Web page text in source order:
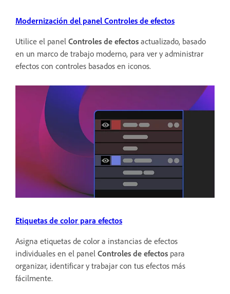
Modernización del panel Controles de efectos
Utilice el panel Controles de efectos actualizado, basado
en un marco de trabajo moderno, para ver y administrar
efectos con controles basados en iconos.
Etiquetas de color para efectos
Asigna etiquetas de color a instancias de efectos
individuales en el panel Controles de efectos para
organizar, identificar y trabajar con tus efectos más
fácilmente.